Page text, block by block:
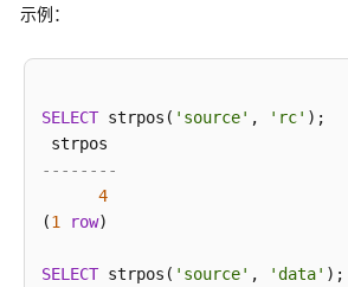
SQL
述
DWS
SQL
语
格
示例：
SELECT strpos( 'source' , 'rc' );
--------
4
(1 row)
SELECT strpos( 'source' , 'data' );